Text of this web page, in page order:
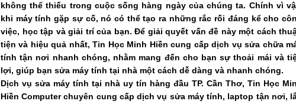
không thể thiếu trong cuộc sống hàng ngày của chúng ta. Chính vì
khi máy tính gặp sự cố, nó có thể tạo ra những rắc rối đáng kể cho
việc, học tập và giải trí của bạn. Để giải quyết vấn đề này một cách
tiện và hiệu quả nhất, Tin Học Minh Hiền cung cấp dịch vụ sửa chữa
tính tận nơi nhanh chóng, nhằm mang đến cho bạn sự thoải mái và
lợi, giúp bạn sửa máy tính tại nhà một cách dễ dàng và nhanh chóng.
Dịch vụ sửa máy tính tại nhà uy tín hàng đầu TP. Cần Thơ, Tin Học
Hiền Computer chuyên cung cấp dịch vụ sửa máy tính, laptop tận nơi,